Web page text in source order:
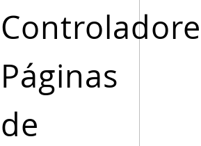
Páginas
de